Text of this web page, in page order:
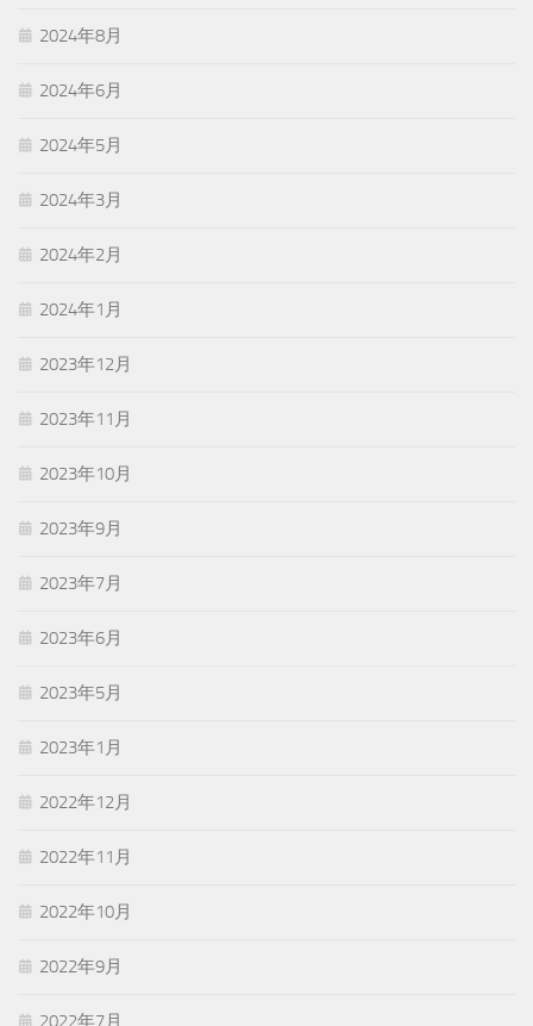
2024年8月
2024年6月
2024年5月
2024年3月
2024年2月
2024年1月
2023年12月
2023年11月
2023年10月
2023年9月
2023年7月
2023年6月
2023年5月
2023年1月
2022年12月
2022年11月
2022年10月
2022年9月
2022年7月